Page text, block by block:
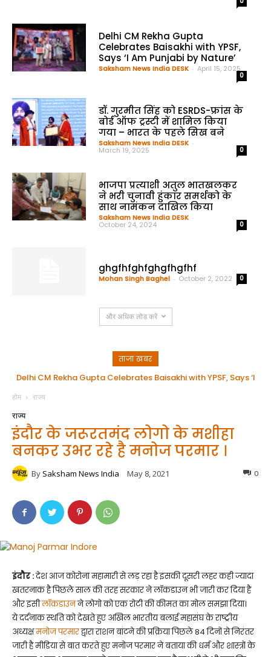
Delhi CM Rekha Gupta
Celebrates Baisakhi with YPSF,
Says ‘I Am Punjabi by Nature’
Saksham News India DESK - April 15, 2025
0
डॉ. गुरमीत सिंह को ESRDS-फ्रांस के
बोर्ड ऑफ ट्रस्टी में शामिल किया
गया – भारत के पहले सिख बने
Saksham News India DESK -
March 19, 2025 0
भाजपा प्रत्याशी अतुल भातखलकर
ने भरी चुनावी हुंकार समर्थको के
साथ नामंकन दाखिल किया
Saksham News India DESK -
October 24, 2024 0
ghgfhfghfghgfhgfhf
Mohan Singh Baghel - October 2, 2022 0
और अधिक लोड करें